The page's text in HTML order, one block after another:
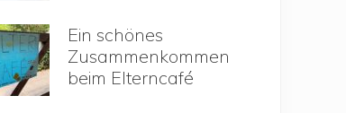
Ein schönes
Zusammenkommen
beim Elterncafé